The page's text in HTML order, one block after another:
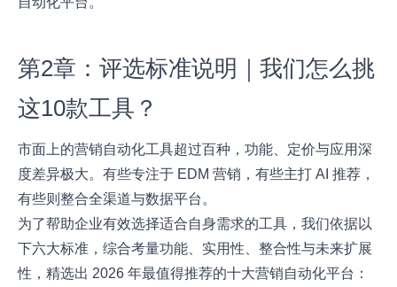
第2章：评选标准说明｜我们怎么挑
这10款工具？
市面上的营销自动化工具超过百种，功能、定价与应用深
度差异极大。有些专注于 EDM 营销，有些主打 AI 推荐，
有些则整合全渠道与数据平台。
为了帮助企业有效选择适合自身需求的工具，我们依据以
下六大标准，综合考量功能、实用性、整合性与未来扩展
性，精选出 2026 年最值得推荐的十大营销自动化平台：